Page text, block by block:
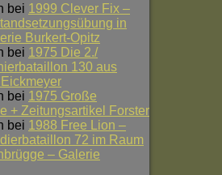
bei 1999 Clever Fix –
in
Burkert-Opitz
bei 1975 Die 2./
130 aus
bei 1975 Große
+ Zeitungsartikel Forster
bei 1988 Free Lion –
72 im Raum
– Galerie